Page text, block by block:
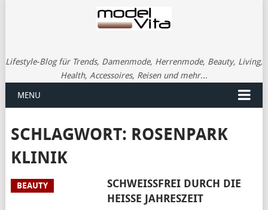
Lifestyle-Blog für Trends, Damenmode, Herrenmode, Beauty, Living,
Health, Accessoires, Reisen und mehr...
MENU
SCHLAGWORT: ROSENPARK
KLINIK
BEAUTY
SCHWEISSFREI DURCH DIE H
EISSE JAHRESZEIT